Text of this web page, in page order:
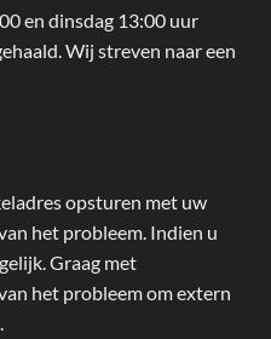
en dinsdag 13:00 uur
Wij streven naar een
opsturen met uw
het probleem. Indien u
Graag met
het probleem om extern